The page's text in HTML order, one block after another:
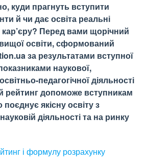
куди прагнуть вступити
й чи дає освіта реальні
Перед вами щорічний
освіти, сформований
за результатами вступної
наукової,
педагогічної діяльності
рейтинг допоможе вступникам
якісну освіту з
діяльності та на ринку
і формулу розрахунку